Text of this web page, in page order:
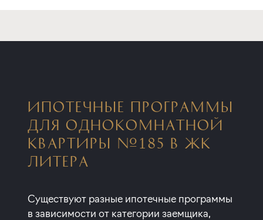
ИПОТЕЧНЫЕ ПРОГРАММЫ
ДЛЯ ОДНОКОМНАТНОЙ
КВАРТИРЫ №185 В ЖК
ЛИТЕРА
Существуют разные ипотечные программы
в зависимости от категории заемщика,